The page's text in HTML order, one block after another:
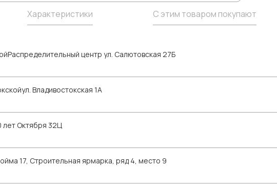
Характеристики С этим товаром покупают
центр ул. Салютовская 27Б
Владивостокская 1А
лет Октября 32Ц
17, Строительная ярмарка, ряд 4, место 9